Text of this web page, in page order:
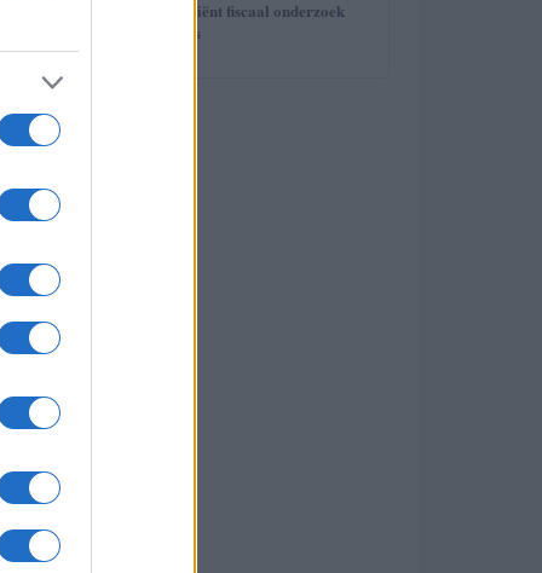
Fisconetplus: efficiënt fiscaal onderzoek
voor professionals